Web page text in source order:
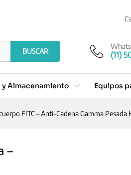
BUSCAR (11)
y Almacenamiento Equipos
FITC – Anti-Cadena Gamma Pesada
–